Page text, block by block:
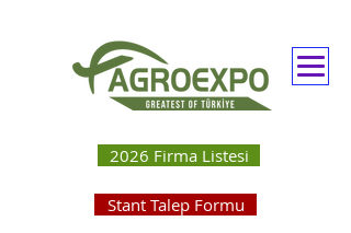
2026 Firma Listesi
Stant Talep Formu